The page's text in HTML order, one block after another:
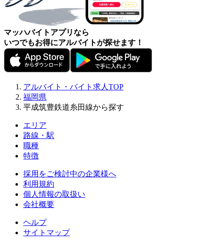
マッハバイトアプリなら
いつでもお得にアルバイトが探せます！
アルバイト・バイト求人TOP
福岡県
平成筑豊鉄道糸田線から探す
エリア
路線・駅
職種
特徴
採用をご検討中の企業様へ
利用規約
個人情報の取扱い
会社概要
ヘルプ
サイトマップ